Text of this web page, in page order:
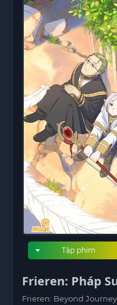
Tập phim
Frieren: Pháp
Frieren: Beyond